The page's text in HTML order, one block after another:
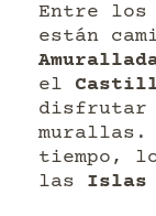
Entre los
están
el
disfrutar
murallas.
tiempo,
las Islas